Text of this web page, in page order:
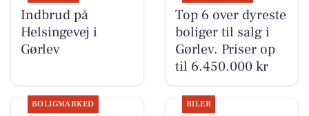
Indbrud på
Helsingevej i
Gørlev
Top 6 over dyreste
boliger til salg i
Gørlev. Priser op
til 6.450.000 kr
BOLIGMARKED BILER